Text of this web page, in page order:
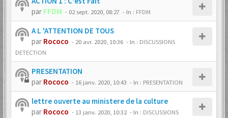
par FFDM - 02 sept. 2020, 08:27 - In : FFDM
A L 'ATTENTION DE TOUS
par Rococo - 20 avr. 2020, 10:36 - In : DISCUSSIONS
DETECTION
PRESENTATION
par Rococo - 16 janv. 2020, 10:43 - In : PRESENTATION
lettre ouverte au ministere de la culture
par Rococo - 13 janv. 2020, 10:32 - In : DISCUSSIONS